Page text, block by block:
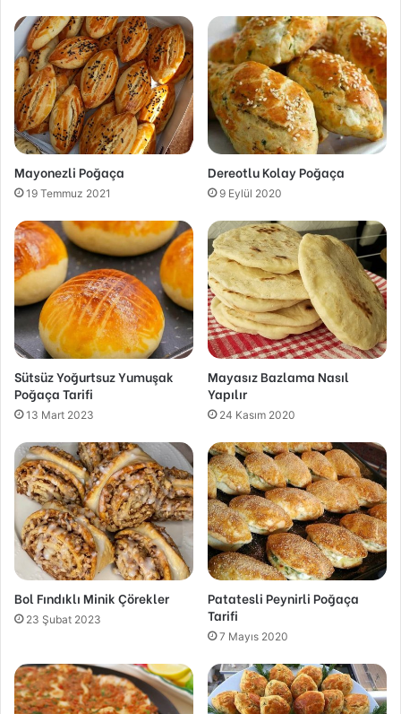
Mayonezli Poğaça
19 Temmuz 2021
Dereotlu Kolay Poğaça
9 Eylül 2020
Sütsüz Yoğurtsuz Yumuşak
Poğaça Tarifi
13 Mart 2023
Mayasız Bazlama Nasıl
Yapılır
24 Kasım 2020
Bol Fındıklı Minik Çörekler
23 Şubat 2023
Patatesli Peynirli Poğaça
Tarifi
7 Mayıs 2020